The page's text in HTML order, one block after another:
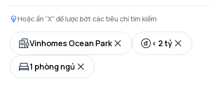
Hoặc ấn “X” để lược bớt các tiêu chí tìm kiếm
Vinhomes Ocean Park < 2 tỷ
1 phòng ngủ